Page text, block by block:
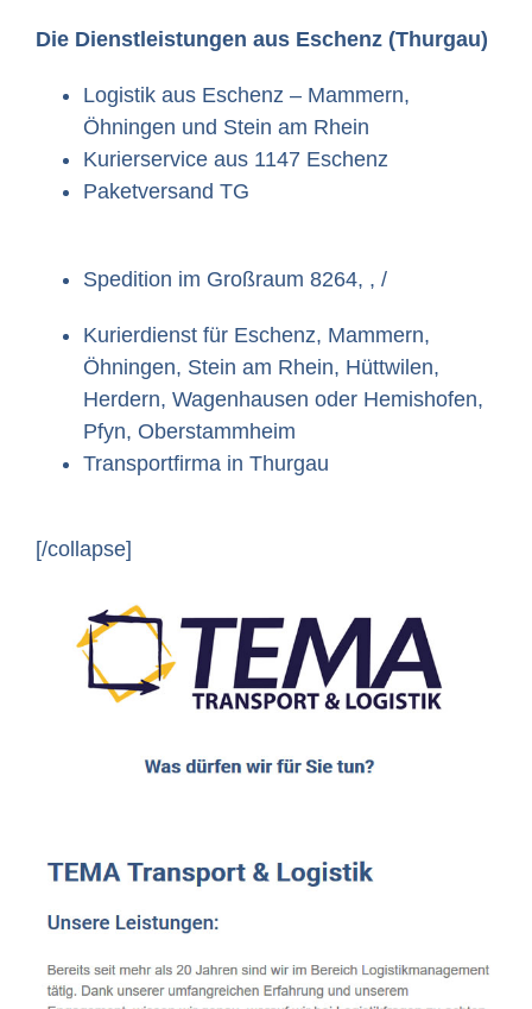
Die Dienstleistungen aus Eschenz (Thurgau)
Logistik aus Eschenz – Mammern,
Öhningen und Stein am Rhein
Kurierservice aus 1147 Eschenz
Paketversand TG
Spedition im Großraum 8264, , /
Kurierdienst für Eschenz, Mammern,
Öhningen, Stein am Rhein, Hüttwilen,
Herdern, Wagenhausen oder Hemishofen,
Pfyn, Oberstammheim
Transportfirma in Thurgau
[/collapse]